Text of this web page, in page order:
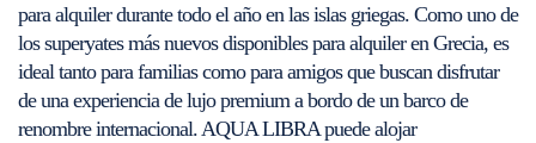
para alquiler durante todo el año en las islas griegas. Como uno de
los superyates más nuevos disponibles para alquiler en Grecia, es
ideal tanto para familias como para amigos que buscan disfrutar
de una experiencia de lujo premium a bordo de un barco de
renombre internacional. AQUA LIBRA puede alojar